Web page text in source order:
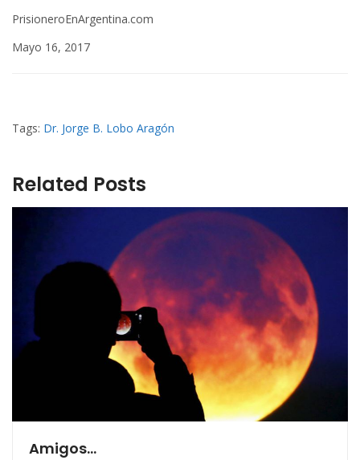
PrisioneroEnArgentina.com
Mayo 16, 2017
Tags: Dr. Jorge B. Lobo Aragón
Related Posts
Amigos…